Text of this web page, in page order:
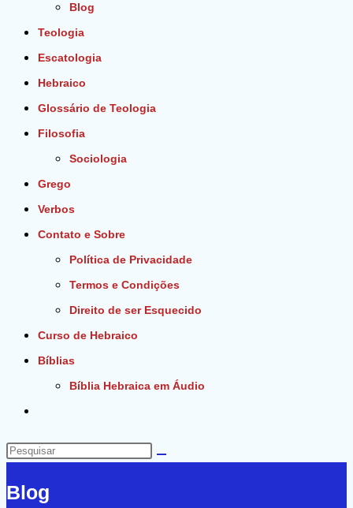
Blog
Teologia
Escatologia
Hebraico
Glossário de Teologia
Filosofia
Sociologia
Grego
Verbos
Contato e Sobre
Política de Privacidade
Termos e Condições
Direito de ser Esquecido
Curso de Hebraico
Bíblias
Bíblia Hebraica em Áudio
do
site
Pesquisar
site
Blog